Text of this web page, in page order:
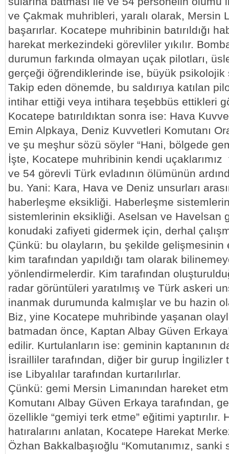
ve Çakmak muhribleri, yaralı olarak, Mersin
başarırlar. Kocatepe muhribinin batırıldığı
harekat merkezindeki görevliler yıkılır.
durumun farkında olmayan uçak pilotları,
gerçeği öğrendiklerinde ise, büyük psikolojik
Takip eden dönemde, bu saldırıya katılan
intihar ettiği veya intihara teşebbüs ettikleri
Kocatepe batırıldıktan sonra ise: Hava
Emin Alpkaya, Deniz Kuvvetleri Komutanı
ve şu meşhur sözü söyler “Hani, bölgede
İşte, Kocatepe muhribinin kendi uçaklarımız
ve 54 görevli Türk evladının ölümünün
bu. Yani: Kara, Hava ve Deniz unsurları
haberleşme eksikliği. Haberleşme
sistemlerinin eksikliği. Aselsan ve Havelsan
konudaki zafiyeti gidermek için, derhal
Çünkü: bu olayların, bu şekilde
kim tarafından yapıldığı tam olarak
yönlendirmelerdir. Kim tarafından
radar görüntüleri yaratılmış ve Türk askeri
inanmak durumunda kalmışlar ve bu hazin
Biz, yine Kocatepe muhribinde yaşanan
batmadan önce, Kaptan Albay Güven
edilir. Kurtulanların ise: geminin kaptanının
İsrailliler tarafından, diğer bir gurup İngilizler
ise Libyalılar tarafından kurtarılırlar.
Çünkü: gemi Mersin Limanından hareket
Komutanı Albay Güven Erkaya tarafından,
özellikle “gemiyi terk etme” eğitimi
hatıralarını anlatan, Kocatepe Harekat
Özhan Bakkalbaşıoğlu “Komutanımız, sanki